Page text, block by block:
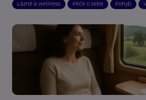
Lázně a wellness Péče o sebe Pohyb